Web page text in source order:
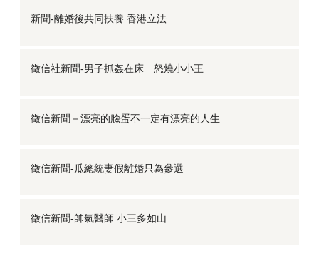
新聞-離婚後共同扶養 香港立法
徵信社新聞-男子抓姦在床 怒燒小小王
徵信新聞－漂亮的臉蛋不一定有漂亮的人生
徵信新聞-瓜總統妻假離婚只為參選
徵信新聞-帥氣醫師 小三多如山